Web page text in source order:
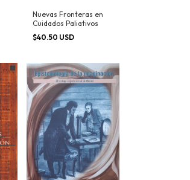
Nuevas Fronteras en
Cuidados Paliativos
$40.50 USD